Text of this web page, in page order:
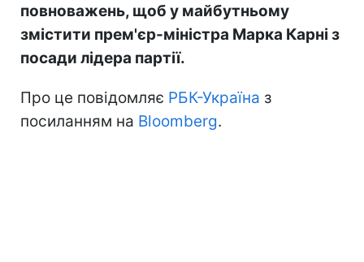
повноважень, щоб у майбутньому
змістити прем'єр-міністра Марка Карні з
посади лідера партії.
Про це повідомляє РБК-Україна з
посиланням на Bloomberg.